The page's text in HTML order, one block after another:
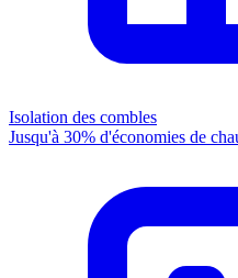
Isolation des combles
Jusqu'à 30% d'économies de